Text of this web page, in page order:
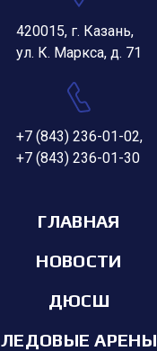
420015, г. Казань,
ул. К. Маркса, д. 71
+7 (843) 236-01-02,
+7 (843) 236-01-30
ГЛАВНАЯ
НОВОСТИ
ДЮСШ
ЛЕДОВЫЕ АРЕНЫ